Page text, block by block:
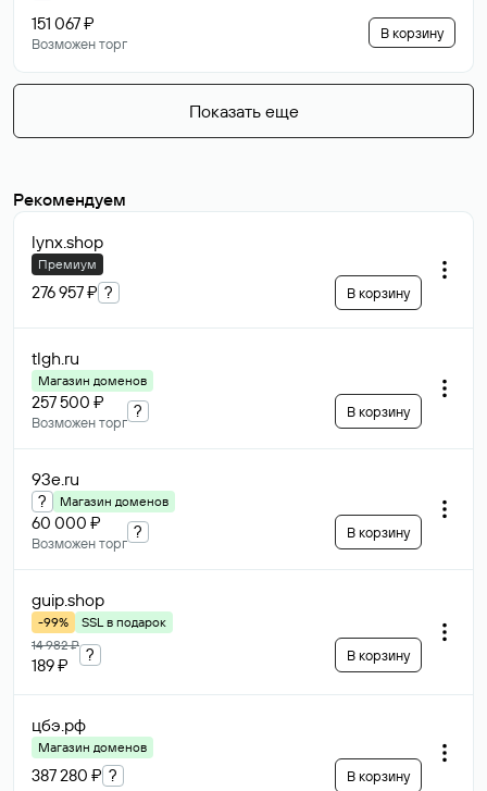
151 067 ₽
Возможен торг
В корзину
Показать еще
Рекомендуем
lynx.shop
Премиум
276 957 ₽ ? В корзину
tlgh.ru
Магазин доменов
257 500 ₽
Возможен торг
? В корзину
93e.ru
? Магазин доменов
60 000 ₽
Возможен торг
? В корзину
guip.shop
-99%
SSL в подарок
14 982 ₽
189 ₽
? В корзину
цбэ.рф
Магазин доменов
387 280 ₽ ? В корзину